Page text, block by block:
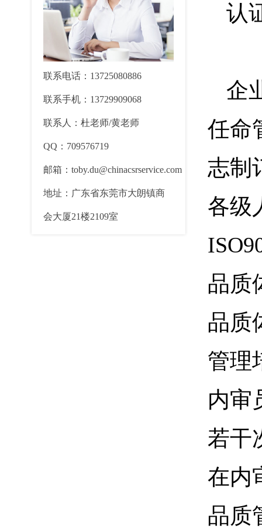
联系电话：13725080886
联系手机：13729909068
联系人：杜老师/黄老师
QQ：709576719
邮箱：toby.du@chinacsrservice.com
地址：广东省东莞市大朗镇商
会大厦21楼2109室
认
企
任命
志制
各级
品质
品质
管理
内审
若干
在内
品质